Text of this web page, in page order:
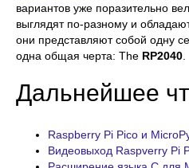
вариантов уже поразительно
выглядят по-разному и
они представляют собой одну
одна общая черта: The RP2040
Дальнейшее
Raspberry Pi Pico и
Видеовыход Raspverry Pi